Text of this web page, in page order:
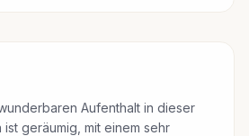
Aufenthalt in dieser
ist geräumig, mit einem sehr